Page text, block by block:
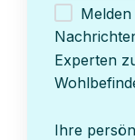
Experten
Ihre